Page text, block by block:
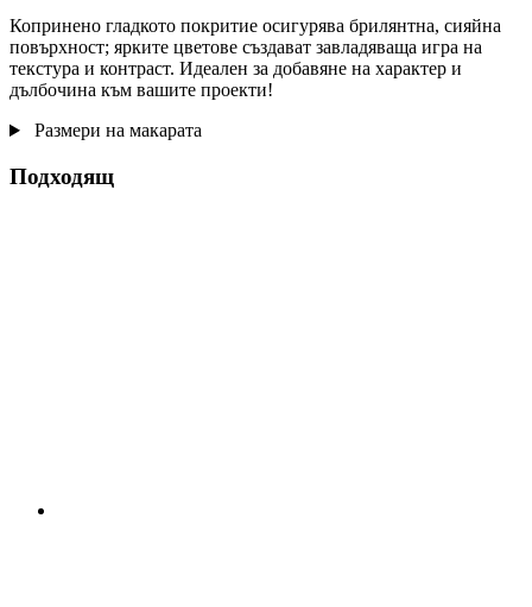
Копринено гладкото покритие осигурява брилянтна, сияйна
повърхност; ярките цветове създават завладяваща игра на
текстура и контраст. Идеален за добавяне на характер и
дълбочина към вашите проекти!
Размери на макарата
Подходящ